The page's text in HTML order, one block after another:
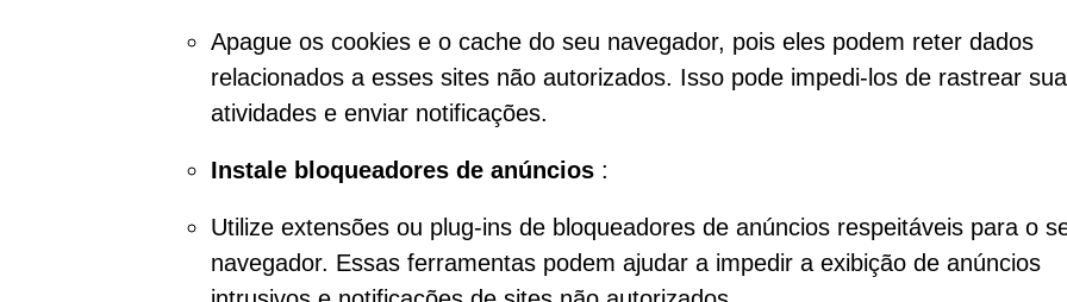
Apague os cookies e o cache do seu navegador, pois eles podem reter dados
relacionados a esses sites não autorizados. Isso pode impedi-los de rastrear
atividades e enviar notificações.
Instale bloqueadores de anúncios :
Utilize extensões ou plug-ins de bloqueadores de anúncios respeitáveis para o
navegador. Essas ferramentas podem ajudar a impedir a exibição de anúncios